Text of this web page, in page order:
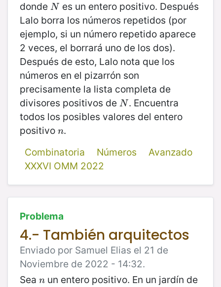
donde N
Nes un entero positivo. Después
Lalo borra los números repetidos (por
ejemplo, si un número repetido aparece
2 veces, el borrará uno de los dos).
Después de esto, Lalo nota que los
números en el pizarrón son
precisamente la lista completa de
divisores positivos de N
N. Encuentra
todos los posibles valores del entero
positivo n
n.
Combinatoria
Números
Avanzado
XXXVI OMM 2022
Problema
4.- También arquitectos
Enviado por Samuel Elias el 21 de
Noviembre de 2022 - 14:32.
Sea n
n un entero positivo. En un jardín de